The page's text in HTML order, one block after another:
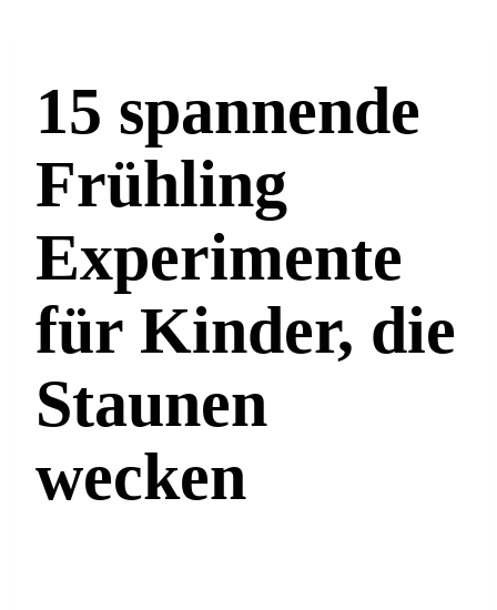
15 spannende
Frühling
Experimente
für Kinder, die
Staunen
wecken